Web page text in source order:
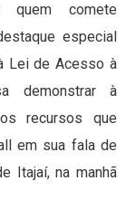
comete
especial
Lei de Acesso à
demonstrar à
recursos que
em sua fala de
Itajaí, na manhã